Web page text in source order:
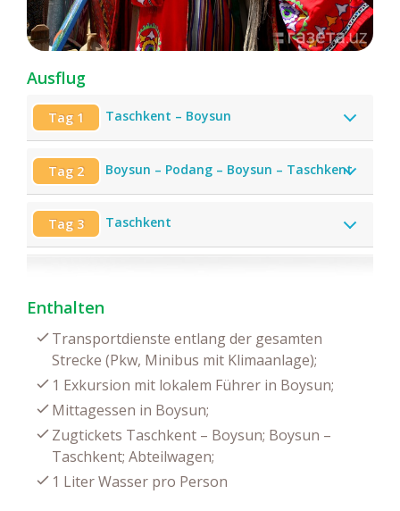
Ausflug
Tag 1 Taschkent – Boysun
Tag 2 Boysun – Podang – Boysun – Taschkent
Tag 3 Taschkent
Enthalten
Transportdienste entlang der gesamten
Strecke (Pkw, Minibus mit Klimaanlage);
1 Exkursion mit lokalem Führer in Boysun;
Mittagessen in Boysun;
Zugtickets Taschkent – Boysun; Boysun –
Taschkent; Abteilwagen;
1 Liter Wasser pro Person